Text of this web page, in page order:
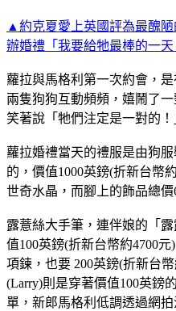
▲約克夏愛上英國評為最醜
辦婚禮「我要給牠最棒的一天
蘿拉與馬格利第一次約會，
兩隻狗狗互動頻頻，嬉鬧了
笑著說「牠們注定是一對的！
蘿拉婚禮當天的禮服是由狗
的，價值1000英鎊(折新台幣
世奇水晶，而腳上的飾品總價
露薏絲大手筆，連伴娘的「
值100英鎊(折新台幣約4700
項鍊，也要 200英鎊(折新台幣
(Larry)則是穿著價值100英鎊
單，新郎馬格利低調透過網拍